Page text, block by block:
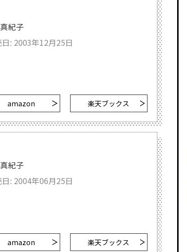
紀子
: 2003年12月25日
amazon 楽天ブックス
紀子
: 2004年06月25日
amazon 楽天ブックス